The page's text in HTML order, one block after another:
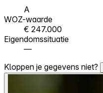
A
WOZ-waarde
€ 247.000
Eigendomssituatie
—
Kloppen je gegevens niet?